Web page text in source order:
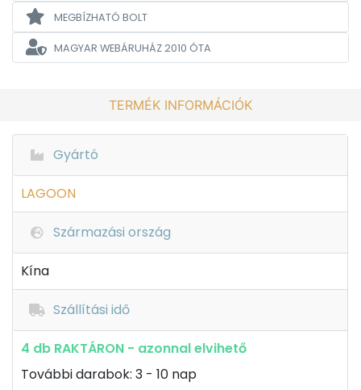
MEGBÍZHATÓ BOLT
MAGYAR WEBÁRUHÁZ2010 ÓTA
TERMÉK INFORMÁCIÓK
Gyártó
LAGOON
Származási ország
Kína
Szállítási idő
4 db RAKTÁRON - azonnal elvihető
További darabok: 3 - 10 nap